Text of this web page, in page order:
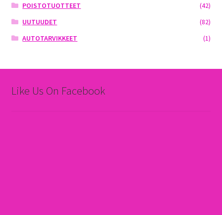
POISTOTUOTTEET
(42)
UUTUUDET
(82)
AUTOTARVIKKEET
(1)
Like Us On Facebook